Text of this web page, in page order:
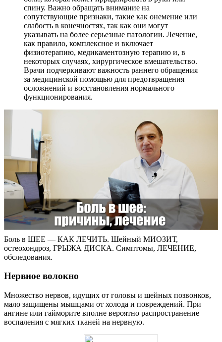
спину. Важно обращать внимание на
сопутствующие признаки, такие как онемение или
слабость в конечностях, так как они могут
указывать на более серьезные патологии. Лечение,
как правило, комплексное и включает
физиотерапию, медикаментозную терапию и, в
некоторых случаях, хирургическое вмешательство.
Врачи подчеркивают важность раннего обращения
за медицинской помощью для предотвращения
осложнений и восстановления нормального
функционирования.
Боль в ШЕЕ — КАК ЛЕЧИТЬ. Шейный МИОЗИТ,
остеохондроз, ГРЫЖА ДИСКА. Симптомы, ЛЕЧЕНИЕ,
обследования.
Нервное волокно
Множество нервов, идущих от головы и шейных позвонков,
мало защищены мышцами от холода и повреждений. При
ангине или гайморите вполне вероятно распространение
воспаления с мягких тканей на нервную.